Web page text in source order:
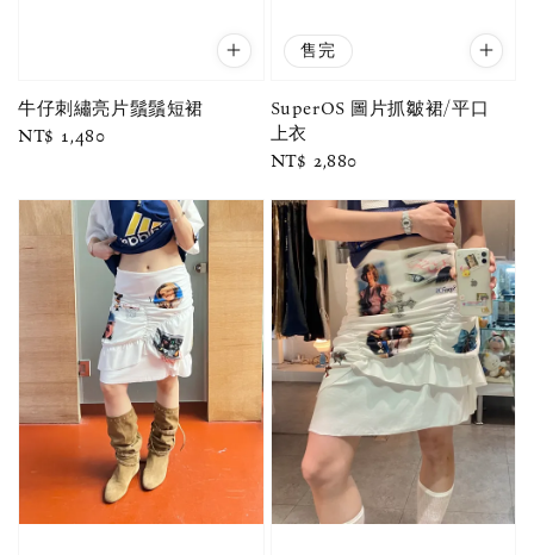
牛仔刺繡亮片鬚鬚短裙
Regular
NT$ 1,480
售完
SuperOS 圖片抓皺裙/平口
上衣
Regular
NT$ 2,880